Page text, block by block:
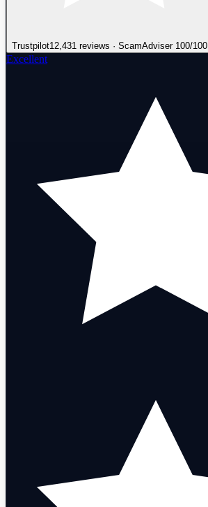
Trustpilot12,431 reviews · ScamAdviser 100/100
Excellent